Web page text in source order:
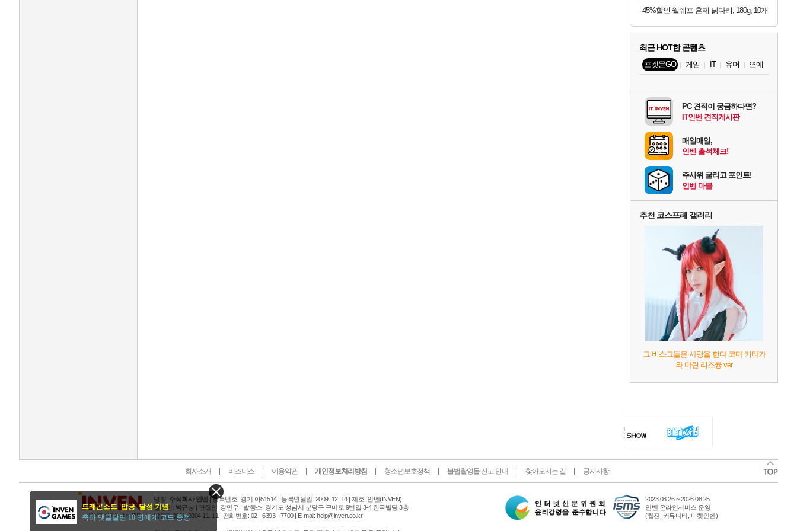
45%할인 웰쉐프 훈제 닭다리, 180g, 10개
최근 HOT한 콘텐츠
포켓몬GO 게임 IT 유머 연예
PC 견적이 궁금하다면?
IT인벤 견적게시판
매일매일,
인벤 출석체크!
주사위 굴리고 포인트!
인벤 마블
추천 코스프레 갤러리
그 비스크돌은 사랑을 한다 코마 키타가
와 마린 리즈큥 ver
회사소개 비즈니스 이용약관 개인정보처리방침 청소년보호정책 불법촬영물 신고 안내 찾아오시는 길 공지사항
명칭: 주식회사 인벤 | 등록번호: 경기 아51514 | 등록연월일: 2009. 12. 14 | 제호: 인벤 (INVEN)
발행인: 박규상 | 편집인: 강민우 | 발행소: 경기도 성남시 분당구 구미로 9번길 3-4 한국빌딩 3층
발행연월일: 2004 11. 11 |
전화번호: 02 - 6393 - 7700 | E-mail: help@inven.co.kr
터
2023.08.26 ~ 2026.08.25
인벤 온라인서비스 운영
(웹진, 커뮤니티, 마켓인벤)
드래곤소드 '압긍' 달성 기념
축하 댓글달면 10 명에게 코드 증정